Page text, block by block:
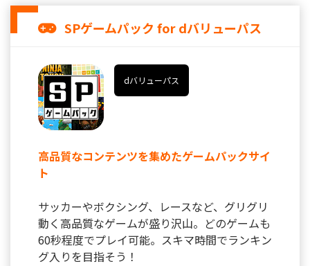
SPゲームパック for dバリューパス
dバリューパス
高品質なコンテンツを集めたゲームパックサイ
ト
サッカーやボクシング、レースなど、グリグリ
動く高品質なゲームが盛り沢山。どのゲームも
60秒程度でプレイ可能。スキマ時間でランキン
グ入りを目指そう！